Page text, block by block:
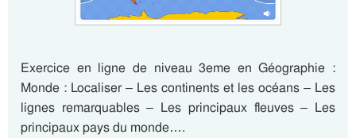
Exercice en ligne de niveau 3eme en Géographie :
Monde : Localiser – Les continents et les océans – Les
lignes remarquables – Les principaux fleuves – Les
principaux pays du monde….